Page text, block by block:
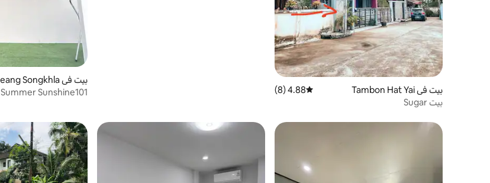
بيت في Tambon Hat Yai متوسط التقييم 4.88 من 5، 8 مراجعات
4.88 (8)
بيت Sugar
بيت في Mueang Songkhla
Summer Sunshine101